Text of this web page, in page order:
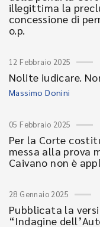
illegittima la
concessione di
o.p.
12 Febbraio 2025
Nolite iudicare.
Massimo Donini
05 Febbraio 2025
Per la Corte
messa alla prova
Caivano non è
28 Gennaio 2025
Pubblicata la
“Indagine